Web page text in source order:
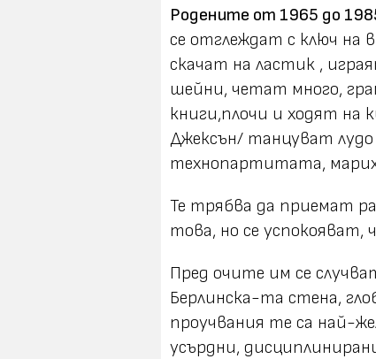
Родените от 1965 до
се отглеждат с ключ на
скачат на ластик ,
шейни, четат много,
книги,плочи и ходят на
Джексън/ танцуват лудо
технопартитата,
Те трябва да приемат
това, но се успокояват,
Пред очите им се
Берлинска-та стена,
проучвания те са най-
усърдни,